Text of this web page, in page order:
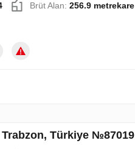
Brüt Alan: 256.9 metrekare
Türkiye №87019